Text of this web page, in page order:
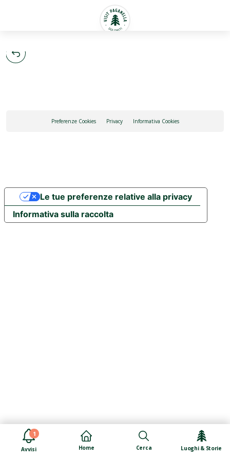
1
Avvisi Home Cerca Luoghi & Storie
Preferenze Cookies Privacy Informativa Cookies
Informativa sulla raccolta
Le tue preferenze relative alla privacy